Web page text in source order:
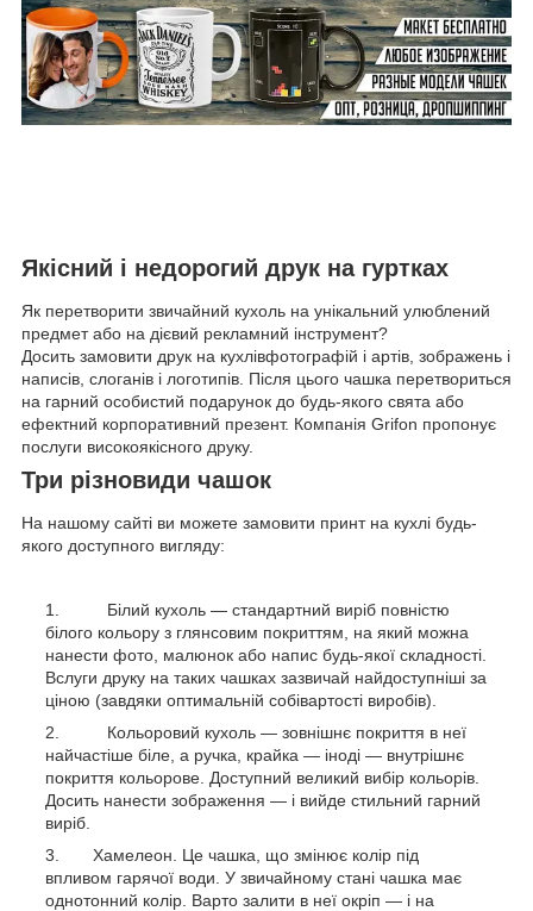
Якісний і недорогий друк на гуртках
Як перетворити звичайний кухоль на унікальний улюблений
предмет або на дієвий рекламний інструмент?
Досить замовити друк на кухлівфотографій і артів, зображень і
написів, слоганів і логотипів. Після цього чашка перетвориться
на гарний особистий подарунок до будь-якого свята або
ефектний корпоративний презент. Компанія Grifon пропонує
послуги високоякісного друку.
Три різновиди чашок
На нашому сайті ви можете замовити принт на кухлі будь-
якого доступного вигляду:
Білий кухоль — стандартний виріб повністю
білого кольору з глянсовим покриттям, на який можна
нанести фото, малюнок або напис будь-якої складності.
Вслуги друку на таких чашках зазвичай найдоступніші за
ціною (завдяки оптимальній собівартості виробів).
Кольоровий кухоль — зовнішнє покриття в неї
найчастіше біле, а ручка, крайка — іноді — внутрішнє
покриття кольорове. Доступний великий вибір кольорів.
Досить нанести зображення — і вийде стильний гарний
виріб.
Хамелеон. Це чашка, що змінює колір під
впливом гарячої води. У звичайному стані чашка має
однотонний колір. Варто залити в неї окріп — і на